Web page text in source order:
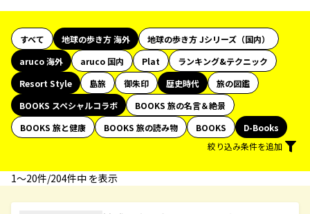
すべて 地球の歩き方 海外
地球の歩き方 Jシリーズ（国内）
aruco 海外
aruco 国内 Plat
ランキング&テクニック
Resort Style
島旅 御朱印 歴史時代
旅の図鑑
BOOKS スペシャルコラボ
BOOKS 旅の名言＆絶景
BOOKS 旅と健康
BOOKS 旅の読み物 BOOKS
D-Books
絞り込み条件を追加
1〜20件/204件中 を表示